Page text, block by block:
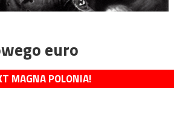
euro
MAGNA POLONIA!